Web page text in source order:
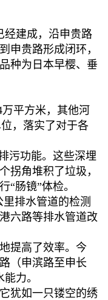
建成，沿申贵路
申贵路形成闭环，
种为日本早樱、垂
平方米，其他河
，落实了对于各
污功能。这些深埋
拐角堆积了垃圾，
肠镜”体检。
排水管道的检测
六路等排水管道改
提高了效率。今
（申滨路至申长
力。
犹如一只镂空的绣